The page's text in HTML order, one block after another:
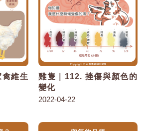
維生
雞隻｜112. 挫傷與顏色的
變化
2022-04-22